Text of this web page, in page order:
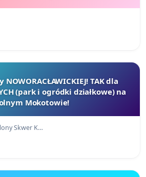
TAK dla
(park i ogródki działkowe) na
Mokotowie!
Skwer K…